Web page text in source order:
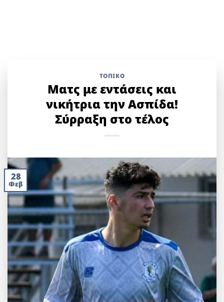
ΤΟΠΙΚΌ
Mατς με εντάσεις και
νικήτρια την Ασπίδα!
Σύρραξη στο τέλος
28
Φεβ